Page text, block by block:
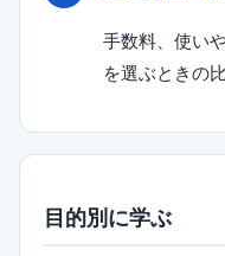
手数料、使い
を選ぶときの
目的別に学ぶ